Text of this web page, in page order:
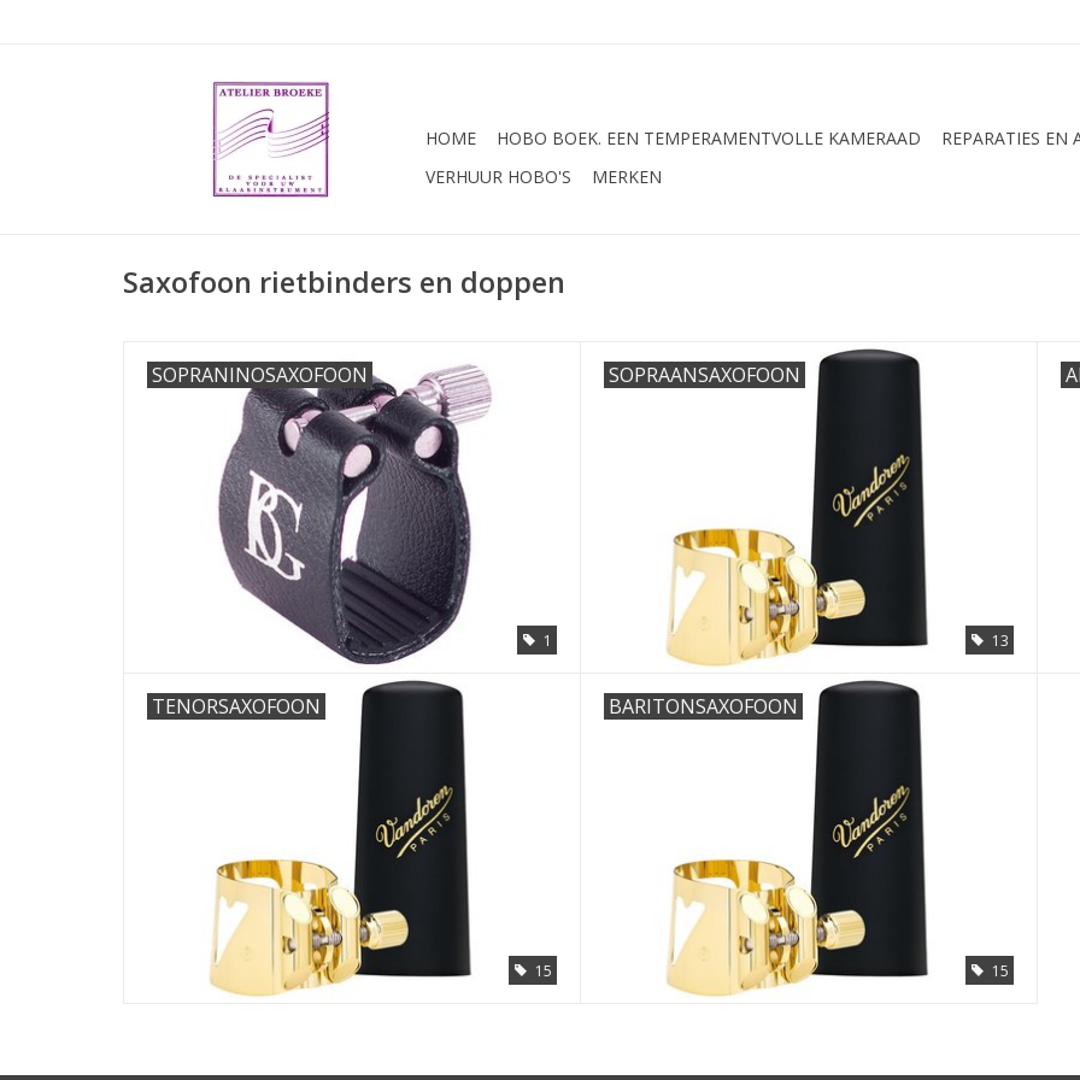
HOME HOBO BOEK. EEN TEMPERAMENTVOLLE KAMERAAD
REPARATIES
VERHUUR HOBO'S
MERKEN
Saxofoon rietbinders en doppen
SOPRANINOSAXOFOON
1
SOPRAANSAXOFOON
13
TENORSAXOFOON
15
BARITONSAXOFOON
15